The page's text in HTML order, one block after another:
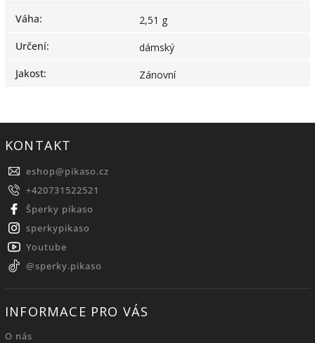
Váha:
2,51 g
Určení:
dámský
Jakost: Zánovní
KONTAKT
eshop@pikaso.cz
+420731522521
Šperky pikaso
sperkypikaso
Youtube
@sperky.pikaso
INFORMACE PRO VÁS
O nás